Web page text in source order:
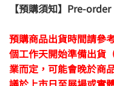
【預購須知】Pre-
預購商品出貨時間請參
個工作天開始準備出貨
業而定，可能會晚於商